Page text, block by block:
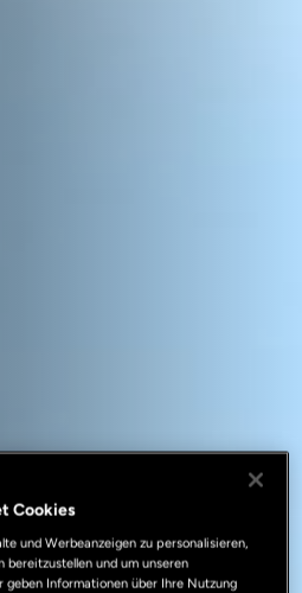
Cookies
und Werbeanzeigen zu personalisieren,
bereitzustellen und um unseren
geben Informationen über Ihre Nutzung